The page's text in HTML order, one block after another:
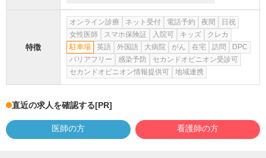
特徴
オンライン診療 ネット受付 電話予約 夜間
日祝
女性医師
スマホ保険証 入院可 キッズ
クレカ
駐車場
英語 外国語 大病院 がん 在宅 訪問
DPC
バリアフリー
感染予防
セカンドオピニオン受診可
セカンドオピニオン情報提供可
地域連携
直近の求人を確認する[PR]
医師の方 看護師の方